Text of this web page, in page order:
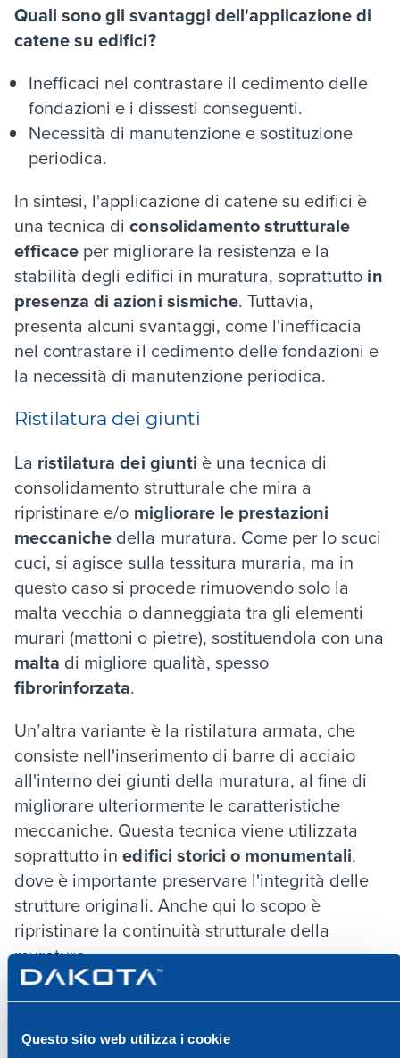
Questo sito web utilizza i cookie
Quali sono gli svantaggi dell'applicazione di
catene su edifici?
Inefficaci nel contrastare il cedimento delle
fondazioni e i dissesti conseguenti.
Necessità di manutenzione e sostituzione
periodica.
In sintesi, l'applicazione di catene su edifici è
una tecnica diconsolidamento strutturale
efficace per migliorare la resistenza e la
stabilità degli edifici in muratura, soprattutto in
presenza di azioni sismiche. Tuttavia,
presenta alcuni svantaggi, come l'inefficacia
nel contrastare il cedimento delle fondazioni e
la necessità di manutenzione periodica.
Ristilatura dei giunti
La ristilatura dei giunti è una tecnica di
consolidamento strutturale che mira a
ripristinare e/o migliorare le prestazioni
meccaniche della muratura. Come per lo scuci
cuci, si agisce sulla tessitura muraria, ma in
questo caso si procede rimuovendo solo la
malta vecchia o danneggiata tra gli elementi
murari (mattoni o pietre), sostituendola con una
malta di migliore qualità, spesso
fibrorinforzata.
Un’altra variante è la ristilatura armata, che
consiste nell'inserimento di barre di acciaio
all'interno dei giunti della muratura, al fine di
migliorare ulteriormente le caratteristiche
meccaniche. Questa tecnica viene utilizzata
soprattutto inedifici storici o monumentali,
dove è importante preservare l'integrità delle
strutture originali. Anche qui lo scopo è
ripristinare la continuità strutturale della
muratura.
Quali sono i vantaggi della ristilatura dei